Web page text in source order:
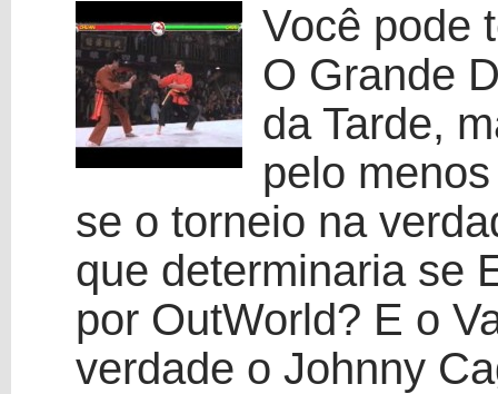
Você pode
O Grande
da Tarde,
pelo
se o torneio na
que determinaria se
por OutWorld? E o
verdade o Johnny